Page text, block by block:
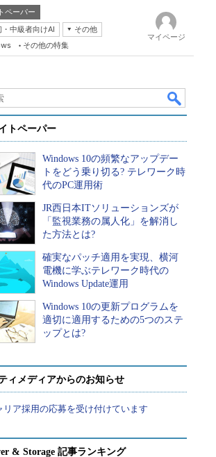
ペーパー
・中級者向けAI
その他
その他の特集
マイページ
トペーパー
Windows 10の頻繁なアップデー
トをどう乗り切る? テレワーク時
代のPC運用術
JR西日本ITソリューションズが
「監視業務の属人化」を解消し
た方法とは?
確実なパッチ適用を実現、横河
電機に学ぶテレワーク時代の
Windows Update運用
Windows 10の更新プログラムを
適切に適用するための5つのステ
ップとは?
ィメディアからのお知らせ
リア採用の応募を受け付けています
& Storage 記事ランキング